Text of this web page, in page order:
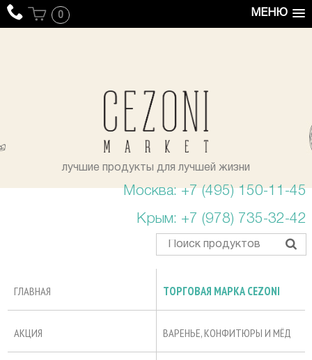
МЕНЮ
0
лучшие продукты для лучшей жизни
Москва: +7 (495) 150-11-45
Крым: +7 (978) 735-32-42
ГЛАВНАЯ ТОРГОВАЯ МАРКА CEZONI
АКЦИЯ ВАРЕНЬЕ, КОНФИТЮРЫ И МЁД